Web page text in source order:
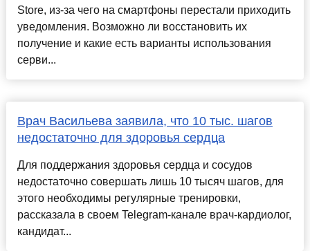
Store, из‑за чего на смартфоны перестали приходить
уведомления. Возможно ли восстановить их
получение и какие есть варианты использования
серви...
Врач Васильева заявила, что 10 тыс. шагов
недостаточно для здоровья сердца
Для поддержания здоровья сердца и сосудов
недостаточно совершать лишь 10 тысяч шагов, для
этого необходимы регулярные тренировки,
рассказала в своем Telegram-канале врач-кардиолог,
кандидат...